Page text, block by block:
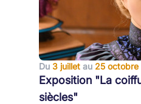
Du 3 juillet au 25
Exposition "La
siècles"